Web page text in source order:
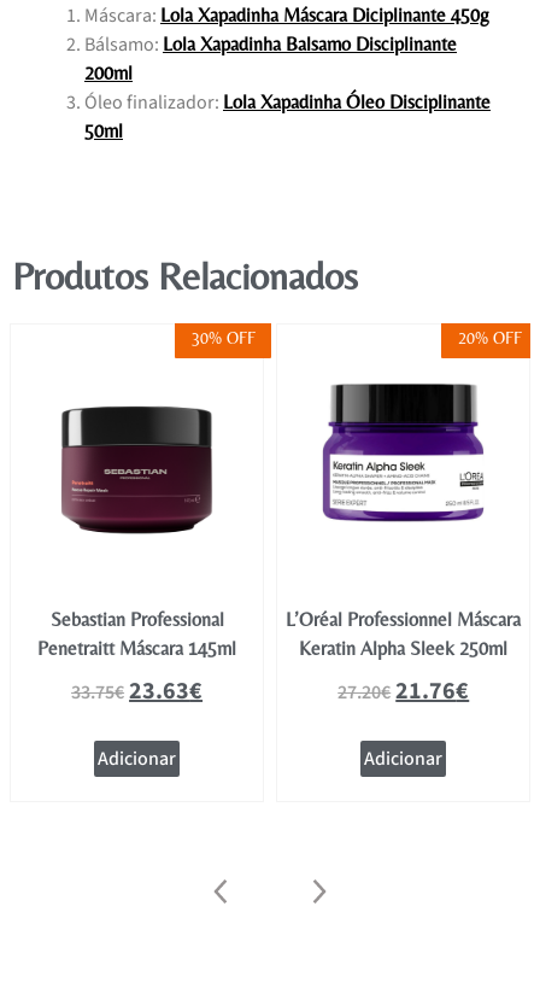
Máscara: Lola Xapadinha Máscara Diciplinante 450g
Bálsamo: Lola Xapadinha Balsamo Disciplinante
200ml
Óleo finalizador: Lola Xapadinha Óleo Disciplinante
50ml
Produtos Relacionados
30% OFF
Sebastian Professional
Penetraitt Máscara 145ml
33.75€23.63€
Adicionar
20% OFF
L’Oréal Professionnel Máscara
Keratin Alpha Sleek 250ml
27.20€21.76€
Adicionar